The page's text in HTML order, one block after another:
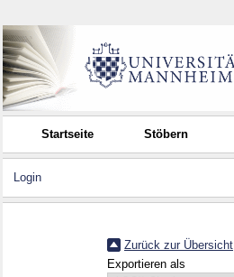
Startseite Stöbern
Login
Zurück zur Übersicht
Exportieren als